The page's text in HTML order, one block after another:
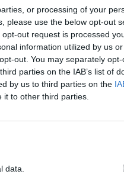
or processing of your
please use the below opt-out
out request is processed
information utilized by us
out. You may separately
parties on the IAB’s list of
by us to third parties on the
to other third parties.
data.
herë vetëm kthehet në
e verifikuar në TIMS
do e fusin brenda
njëri prej tyre